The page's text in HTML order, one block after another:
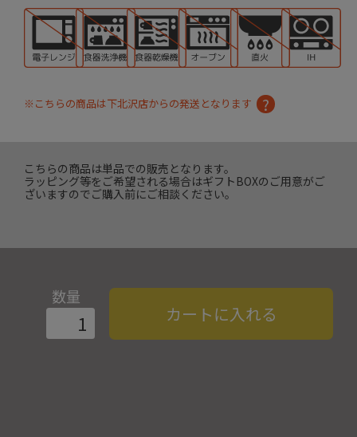
※こちらの商品は下北沢店からの発送となります
こちらの商品は単品での販売となります。
ラッピング等をご希望される場合はギフトBOXのご用意がご
ざいますのでご購入前にご相談ください。
数量
カートに入れる